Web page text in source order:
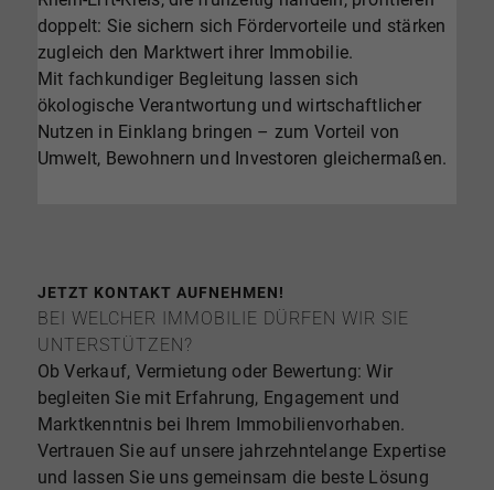
doppelt: Sie sichern sich Fördervorteile und stärken
zugleich den Marktwert ihrer Immobilie.
Mit fachkundiger Begleitung lassen sich
ökologische Verantwortung und wirtschaftlicher
Nutzen in Einklang bringen – zum Vorteil von
Umwelt, Bewohnern und Investoren gleichermaßen.
JETZT KONTAKT AUFNEHMEN!
BEI WELCHER IMMOBILIE DÜRFEN WIR SIE
UNTERSTÜTZEN?
Ob Verkauf, Vermietung oder Bewertung: Wir
begleiten Sie mit Erfahrung, Engagement und
Marktkenntnis bei Ihrem Immobilienvorhaben.
Vertrauen Sie auf unsere jahrzehntelange Expertise
und lassen Sie uns gemeinsam die beste Lösung